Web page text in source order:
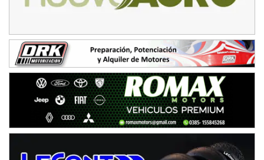
Humboldt (Santa Fe)
Ciudad de Avellaneda (Asfalto)
Avellaneda (Santa Fe)
SUR SANTAFESINO - F4
José Samuel Sánchez (Tierra)
Rufino (Santa Fe)
TUCUMANO - F5
Juan Navarro (Asfalto)